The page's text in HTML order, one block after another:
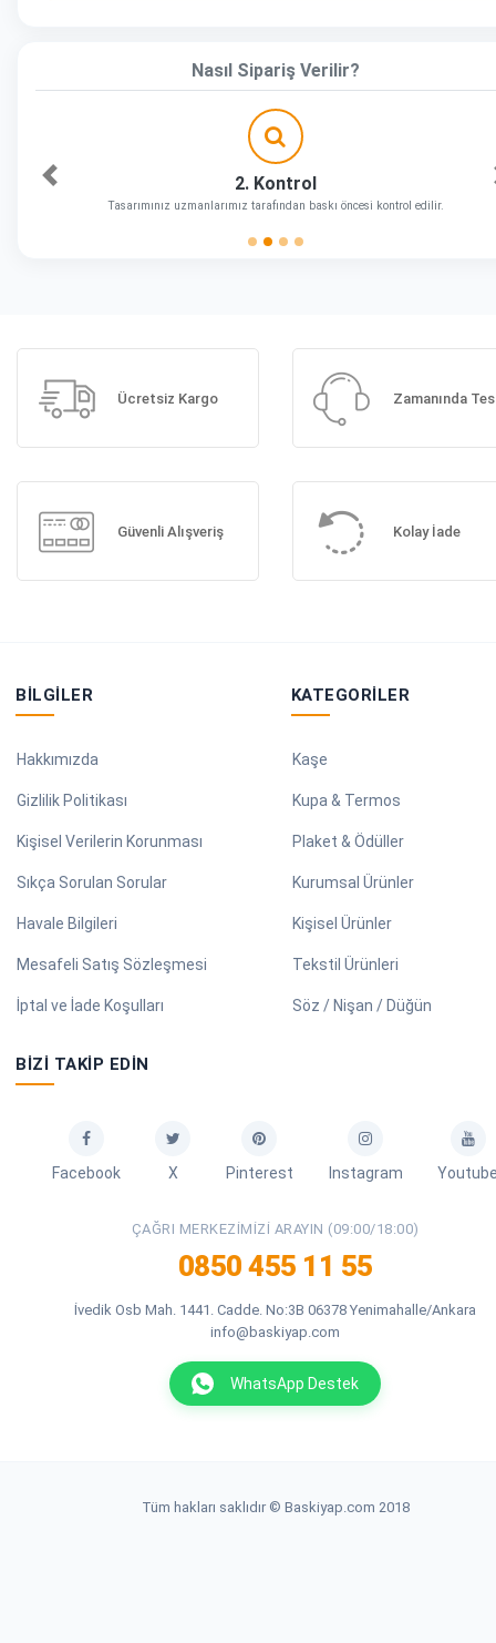
Nasıl Sipariş Verilir?
2. Kontrol
Tasarımınız uzmanlarımız tarafından baskı öncesi kontrol edilir.
Önceki
Ücretsiz Kargo Zamanında
Güvenli Alışveriş Kolay İade
BILGILER
Hakkımızda
Gizlilik Politikası
Kişisel Verilerin Korunması
Sıkça Sorulan Sorular
Havale Bilgileri
Mesafeli Satış Sözleşmesi
İptal ve İade Koşulları
KATEGORILER
Kaşe
Kupa & Termos
Plaket & Ödüller
Kurumsal Ürünler
Kişisel Ürünler
Tekstil Ürünleri
Söz / Nişan / Düğün
BIZI TAKIP EDIN
Facebook X Pinterest Instagram
ÇAĞRI MERKEZIMIZI ARAYIN (09:00/18:00)
0850 455 11 55
İvedik Osb Mah. 1441. Cadde. No:3B 06378 Yenimahalle/Ankara
info@baskiyap.com
WhatsApp Destek
Tüm hakları saklıdır © Baskiyap.com 2018